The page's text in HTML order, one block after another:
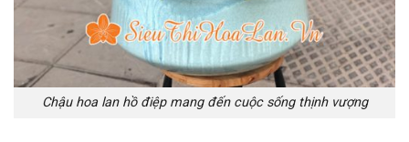
Chậu hoa lan hồ điệp mang đến cuộc sống thịnh vượng